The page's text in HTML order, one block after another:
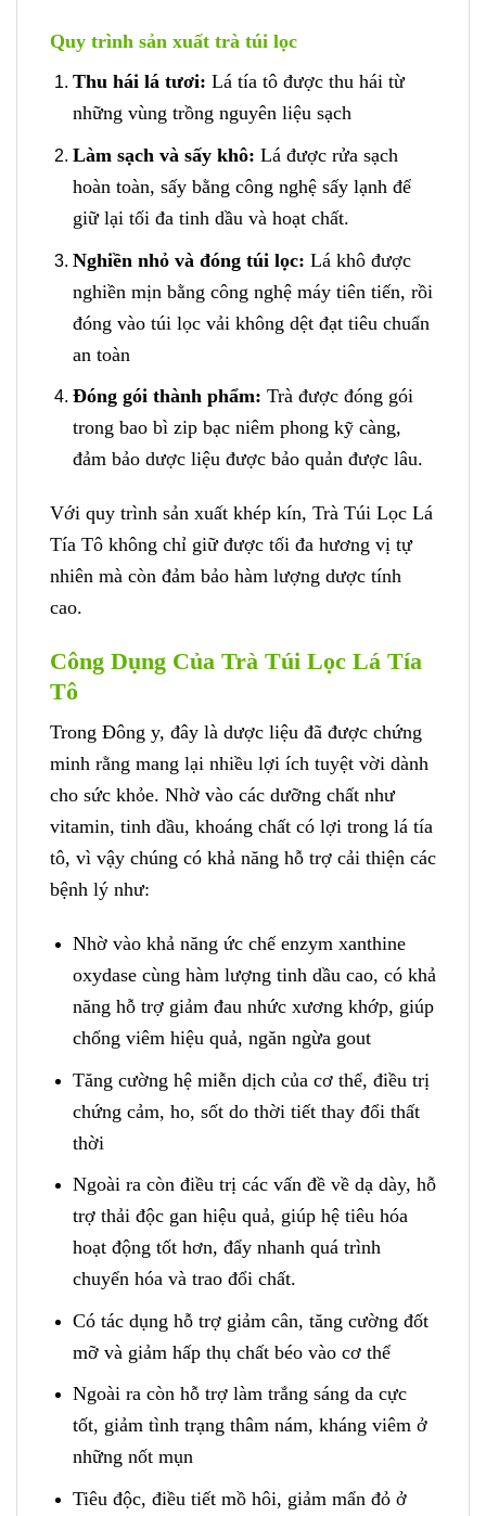
Quy trình sản xuất trà túi lọc
Thu hái lá tươi: Lá tía tô được thu hái từ
những vùng trồng nguyên liệu sạch
Làm sạch và sấy khô: Lá được rửa sạch
hoàn toàn, sấy bằng công nghệ sấy lạnh để
giữ lại tối đa tinh dầu và hoạt chất.
Nghiền nhỏ và đóng túi lọc: Lá khô được
nghiền mịn bằng công nghệ máy tiên tiến, rồi
đóng vào túi lọc vải không dệt đạt tiêu chuẩn
an toàn
Đóng gói thành phẩm: Trà được đóng gói
trong bao bì zip bạc niêm phong kỹ càng,
đảm bảo dược liệu được bảo quản được lâu.
Với quy trình sản xuất khép kín, Trà Túi Lọc Lá
Tía Tô không chỉ giữ được tối đa hương vị tự
nhiên mà còn đảm bảo hàm lượng dược tính
cao.
Công Dụng Của Trà Túi Lọc Lá Tía
Tô
Trong Đông y, đây là dược liệu đã được chứng
minh rằng mang lại nhiều lợi ích tuyệt vời dành
cho sức khỏe. Nhờ vào các dưỡng chất như
vitamin, tinh dầu, khoáng chất có lợi trong lá tía
tô, vì vậy chúng có khả năng hỗ trợ cải thiện các
bệnh lý như:
Nhờ vào khả năng ức chế enzym xanthine
oxydase cùng hàm lượng tinh dầu cao, có khả
năng hỗ trợ giảm đau nhức xương khớp, giúp
chống viêm hiệu quả, ngăn ngừa gout
Tăng cường hệ miễn dịch của cơ thể, điều trị
chứng cảm, ho, sốt do thời tiết thay đổi thất
thời
Ngoài ra còn điều trị các vấn đề về dạ dày, hỗ
trợ thải độc gan hiệu quả, giúp hệ tiêu hóa
hoạt động tốt hơn, đẩy nhanh quá trình
chuyển hóa và trao đổi chất.
Có tác dụng hỗ trợ giảm cân, tăng cường đốt
mỡ và giảm hấp thụ chất béo vào cơ thể
Ngoài ra còn hỗ trợ làm trắng sáng da cực
tốt, giảm tình trạng thâm nám, kháng viêm ở
những nốt mụn
Tiêu độc, điều tiết mồ hôi, giảm mẩn đỏ ở